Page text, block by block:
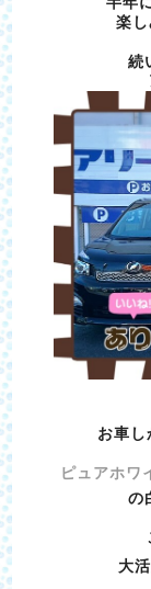
楽
続
お車
ピュアホワ
の
大